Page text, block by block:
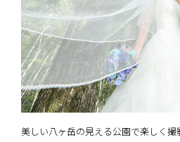
美しい八ヶ岳の見える公園で楽しく